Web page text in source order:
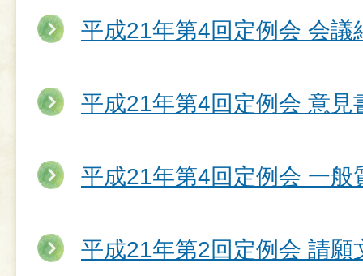
平成21年第4回定例会 会議
平成21年第4回定例会 意見
平成21年第4回定例会 一般
平成21年第2回定例会 請願